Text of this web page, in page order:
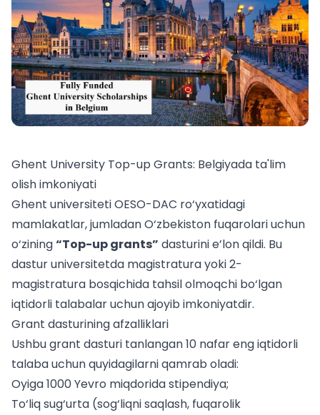
Ghent University Top-up Grants: Belgiyada ta'lim
olish imkoniyati
Ghent universiteti OESO-DAC ro‘yxatidagi
mamlakatlar, jumladan O‘zbekiston fuqarolari uchun
o‘zining“Top-up grants” dasturini e’lon qildi. Bu
dastur universitetda magistratura yoki 2-
magistratura bosqichida tahsil olmoqchi bo‘lgan
iqtidorli talabalar uchun ajoyib imkoniyatdir.
Grant dasturining afzalliklari
Ushbu grant dasturi tanlangan 10 nafar eng iqtidorli
talaba uchun quyidagilarni qamrab oladi:
Oyiga 1000 Yevro miqdorida stipendiya;
To‘liq sug‘urta (sog‘liqni saqlash, fuqarolik